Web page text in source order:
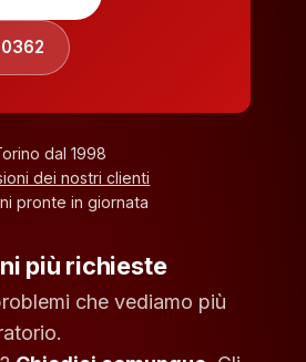
dal 1998
dei nostri clienti
pronte in giornata
più richieste
che vediamo più